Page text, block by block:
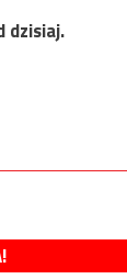
dzisiaj.